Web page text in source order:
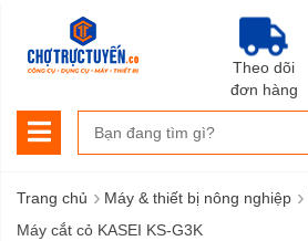
Theo dõi
đơn hàng
Trang chủ › Máy & thiết bị nông nghiệp ›
Máy cắt cỏ KASEI KS-G3K